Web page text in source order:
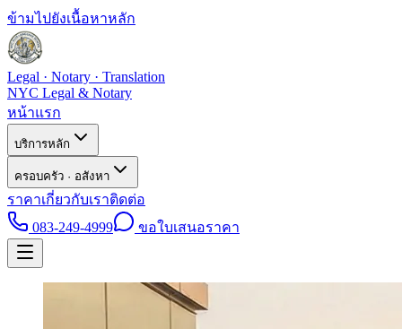
ข้ามไปยังเนื้อหาหลัก
Legal · Notary · Translation
NYC Legal & Notary
หน้าแรก
บริการหลัก
ครอบครัว · อสังหา
ราคาเกี่ยวกับเราติดต่อ
083-249-4999
ขอใบเสนอราคา